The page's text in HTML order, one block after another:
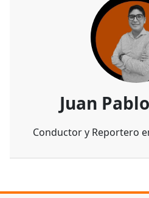
Juan
Conductor y Reportero